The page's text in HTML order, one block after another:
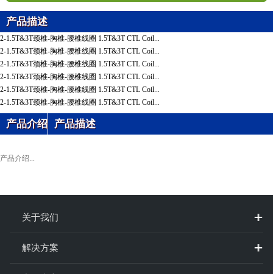
产品描述
2-1.5T&3T颈椎-胸椎-腰椎线圈 1.5T&3T CTL Coil...
2-1.5T&3T颈椎-胸椎-腰椎线圈 1.5T&3T CTL Coil...
2-1.5T&3T颈椎-胸椎-腰椎线圈 1.5T&3T CTL Coil...
2-1.5T&3T颈椎-胸椎-腰椎线圈 1.5T&3T CTL Coil...
2-1.5T&3T颈椎-胸椎-腰椎线圈 1.5T&3T CTL Coil...
2-1.5T&3T颈椎-胸椎-腰椎线圈 1.5T&3T CTL Coil...
产品介绍 产品描述
产品介绍...
关于我们
解决方案